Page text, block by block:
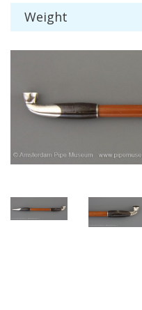
Weight